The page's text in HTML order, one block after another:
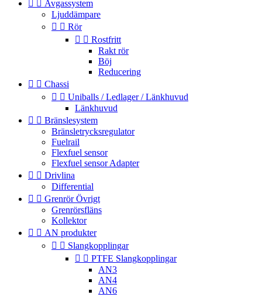
Avgassystem
Ljuddämpare
  Rör
  Rostfritt
Rakt rör
Böj
Reducering
  Chassi
  Uniballs / Ledlager / Länkhuvud
Länkhuvud
  Bränslesystem
Bränsletrycksregulator
Fuelrail
Flexfuel sensor
Flexfuel sensor Adapter
  Drivlina
Differential
  Grenrör Övrigt
Grenrörsfläns
Kollektor
  AN produkter
  Slangkopplingar
  PTFE Slangkopplingar
AN3
AN4
AN6